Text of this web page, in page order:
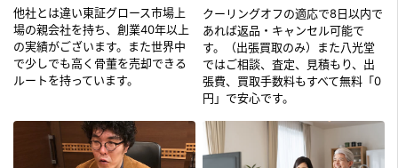
他社とは違い東証グロース市場上
場の親会社を持ち、創業40年以上
の実績がございます。また世界中
で少しでも高く骨董を売却できる
ルートを持っています。
クーリングオフの適応で8日以内で
あれば返品・キャンセル可能で
す。（出張買取のみ）また八光堂
ではご相談、査定、見積もり、出
張費、買取手数料もすべて無料「0
円」で安心です。